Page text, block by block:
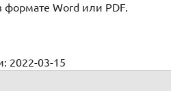
Word или PDF.
2022-03-15